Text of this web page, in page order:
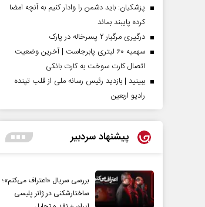
پزشکیان: باید دشمن را وادار کنیم به آنچه امضا
کرده پایبند بماند
درگیری مرگبار ۲ پسرخاله در پارک
سهمیه ۶۰ لیتری پابرجاست | آخرین وضعیت
اتصال کارت سوخت به کارت بانکی
ببینید | بازدید رئیس رسانه ملی از قلب تپنده
رادیو اربعین
پیشنهاد سردبیر
بررسی سریال «اعتراف می‌کنم»؛
ساختارشکنی در ژانر پلیسی